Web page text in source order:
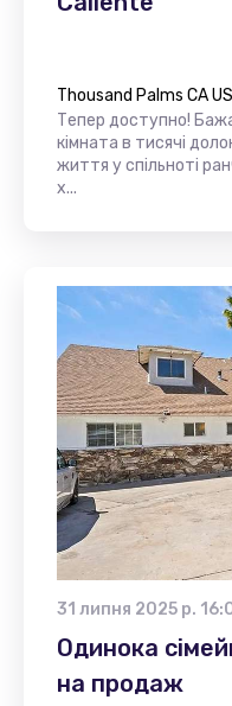
Thousand Palms CA US
Тепер доступно!
кімната в тисячі
життя у спільноті
х...
31 липня 2025 р.
Одинока
на продаж